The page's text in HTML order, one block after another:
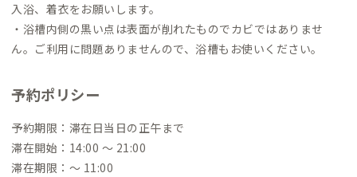
入浴、着衣をお願いします。
・浴槽内側の黒い点は表面が削れたものでカビではありませ
ん。ご利用に問題ありませんので、浴槽もお使いください。
予約ポリシー
予約期限：滞在日当日の正午まで
滞在開始：14:00 〜 21:00
滞在期限：〜 11:00